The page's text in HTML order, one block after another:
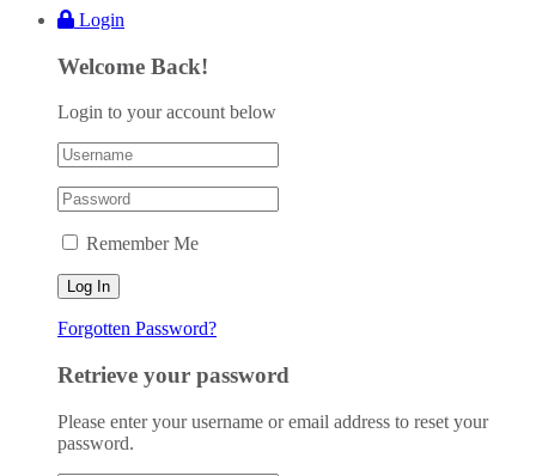
Login
Welcome Back!
Login to your account below
Remember Me
Forgotten Password?
Retrieve your password
Please enter your username or email address to reset your
password.